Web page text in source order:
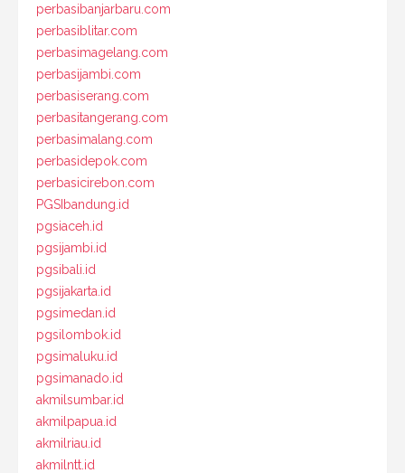
perbasibanjarbaru.com
perbasiblitar.com
perbasimagelang.com
perbasijambi.com
perbasiserang.com
perbasitangerang.com
perbasimalang.com
perbasidepok.com
perbasicirebon.com
PGSIbandung.id
pgsiaceh.id
pgsijambi.id
pgsibali.id
pgsijakarta.id
pgsimedan.id
pgsilombok.id
pgsimaluku.id
pgsimanado.id
akmilsumbar.id
akmilpapua.id
akmilriau.id
akmilntt.id